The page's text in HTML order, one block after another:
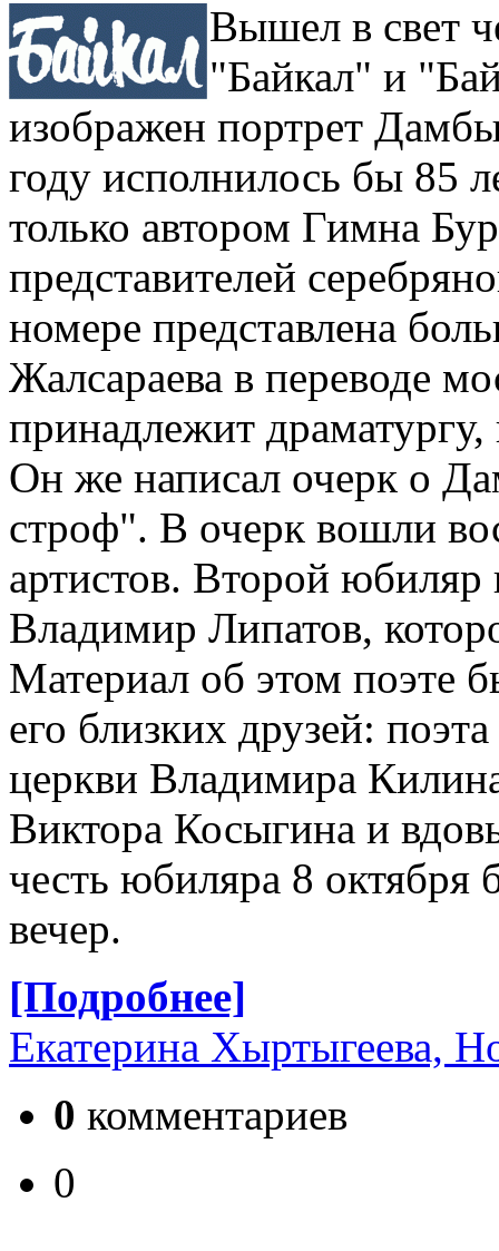
Вышел в свет
"Байкал" и
изображен портрет
году исполнилось бы 85
только автором Гимна
представителей
номере представлена
Жалсараева в переводе
принадлежит
Он же написал очерк о
строф". В очерк вошли
артистов. Второй
Владимир Липатов,
Материал об этом поэте
его близких друзей:
церкви Владимира
Виктора Косыгина и
честь юбиляра 8 октября
вечер.
[Подробнее]
Екатерина Хыртыгеева,
0 комментариев
0